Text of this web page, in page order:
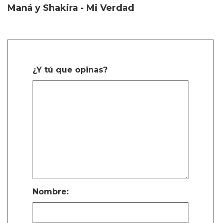
Maná y Shakira - Mi Verdad
¿Y tú que opinas?
Nombre: